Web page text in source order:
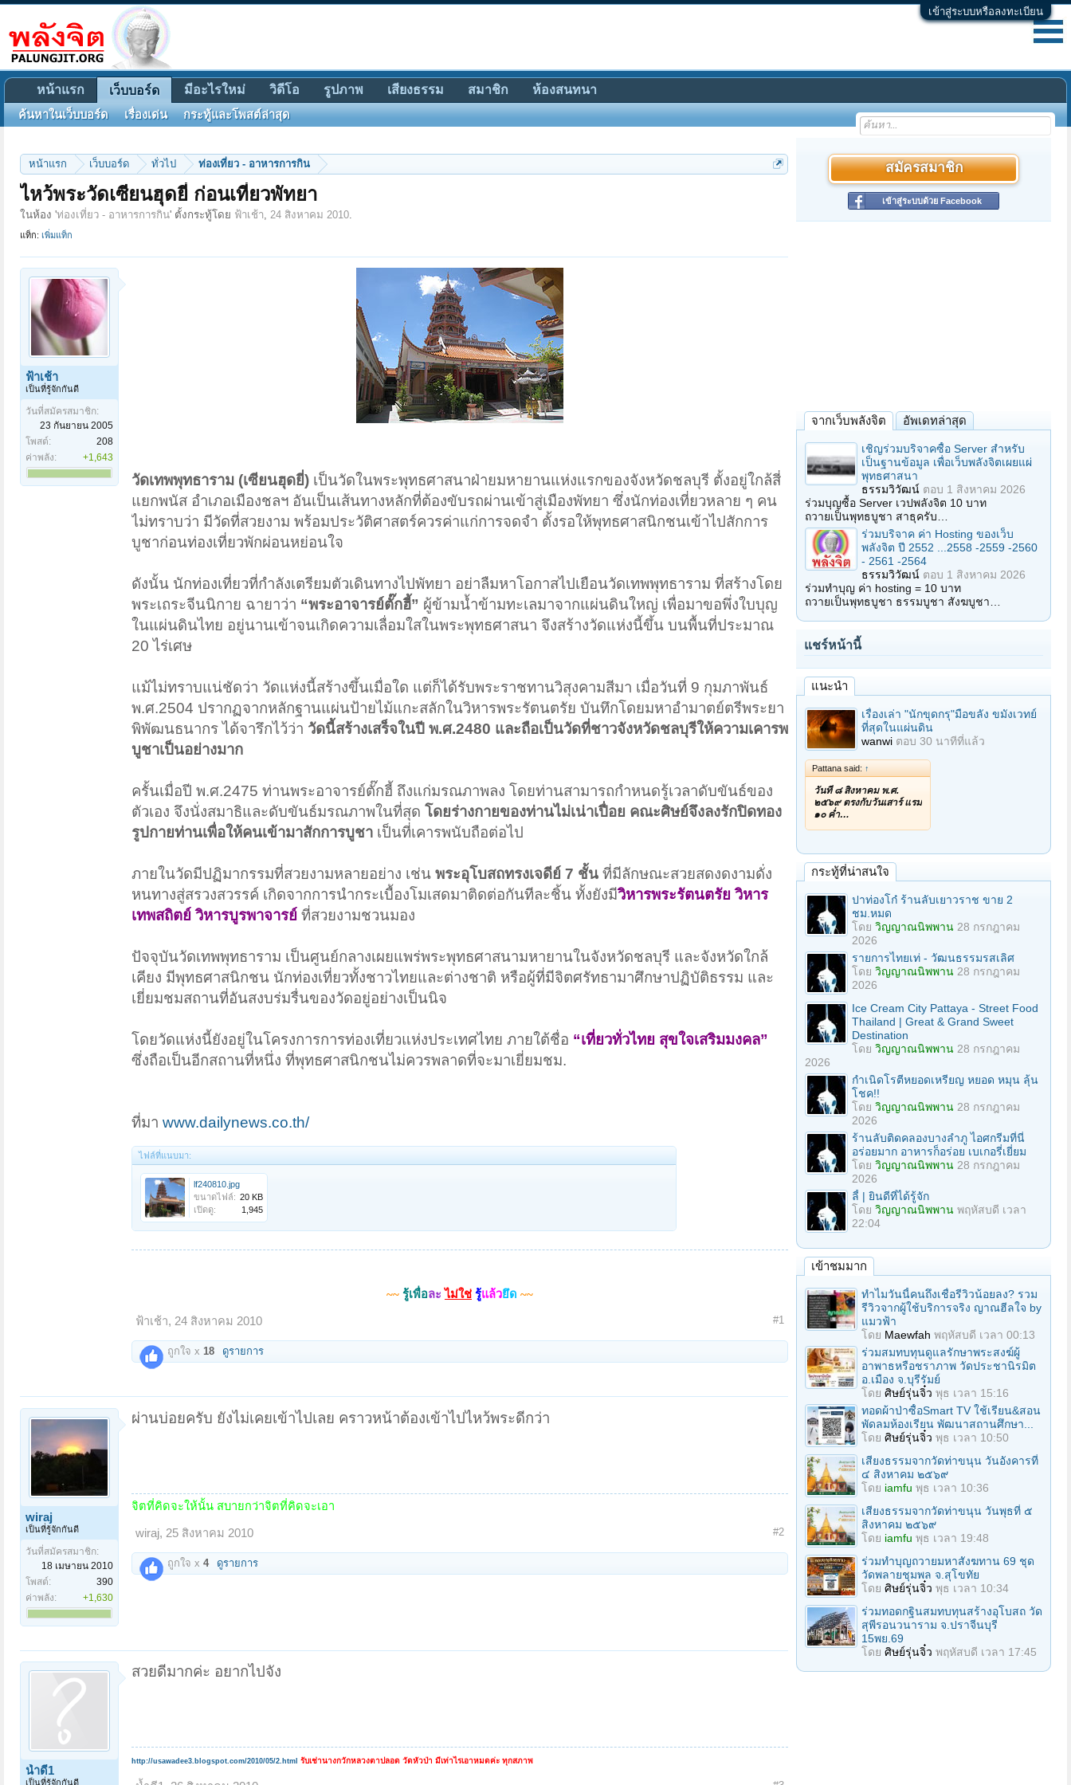
เข้าสู่ระบบหรือลงทะเบียน
หน้าแรก เว็บบอร์ด ทั่วไป ท่องเที่ยว - อาหารการกิน
ไหว้พระวัดเซียนฮุดยี่ ก่อนเที่ยวพัทยา
ในห้อง 'ท่องเที่ยว - อาหารการกิน' ตั้งกระทู้โดย ฟ้าเช้า, 24 สิงหาคม 2010.
แท็ก: เพิ่มแท็ก
ฟ้าเช้า
เป็นที่รู้จักกันดี
วันที่สมัครสมาชิก:
23 กันยายน 2005
โพสต์:
208
ค่าพลัง:
+1,643
วัดเทพพุทธาราม (เซียนฮุดยี่) เป็นวัดในพระพุทธศาสนาฝ่ายมหายานแห่งแรกของจังหวัดชลบุรี ตั้งอยู่ใกล้สี่
แยกพนัส อำเภอเมืองชลฯ อันเป็นเส้นทางหลักที่ต้องขับรถผ่านเข้าสู่เมืองพัทยา ซึ่งนักท่องเที่ยวหลาย ๆ คน
ไม่ทราบว่า มีวัดที่สวยงาม พร้อมประวัติศาสตร์ควรค่าแก่การจดจำ ตั้งรอให้พุทธศาสนิกชนเข้าไปสักการ
บูชาก่อนท่องเที่ยวพักผ่อนหย่อนใจ
ดังนั้น นักท่องเที่ยวที่กำลังเตรียมตัวเดินทางไปพัทยา อย่าลืมหาโอกาสไปเยือนวัดเทพพุทธาราม ที่สร้างโดย
พระเถระจีนนิกาย ฉายาว่า “พระอาจารย์ตั๊กฮี้” ผู้ข้ามน้ำข้ามทะเลมาจากแผ่นดินใหญ่ เพื่อมาขอพึ่งใบบุญ
ในแผ่นดินไทย อยู่นานเข้าจนเกิดความเลื่อมใสในพระพุทธศาสนา จึงสร้างวัดแห่งนี้ขึ้น บนพื้นที่ประมาณ
20 ไร่เศษ
แม้ไม่ทราบแน่ชัดว่า วัดแห่งนี้สร้างขึ้นเมื่อใด แต่ก็ได้รับพระราชทานวิสุงคามสีมา เมื่อวันที่ 9 กุมภาพันธ์
พ.ศ.2504 ปรากฏจากหลักฐานแผ่นป้ายไม้แกะสลักในวิหารพระรัตนตรัย บันทึกโดยมหาอำมาตย์ตรีพระยา
พิพัฒนธนากร ได้จารึกไว้ว่า วัดนี้สร้างเสร็จในปี พ.ศ.2480 และถือเป็นวัดที่ชาวจังหวัดชลบุรีให้ความเคารพ
บูชาเป็นอย่างมาก
ครั้นเมื่อปี พ.ศ.2475 ท่านพระอาจารย์ตั๊กฮี้ ถึงแก่มรณภาพลง โดยท่านสามารถกำหนดรู้เวลาดับขันธ์ของ
ตัวเอง จึงนั่งสมาธิและดับขันธ์มรณภาพในที่สุด โดยร่างกายของท่านไม่เน่าเปื่อย คณะศิษย์จึงลงรักปิดทอง
รูปกายท่านเพื่อให้คนเข้ามาสักการบูชา เป็นที่เคารพนับถือต่อไป
ภายในวัดมีปฏิมากรรมที่สวยงามหลายอย่าง เช่น พระอุโบสถทรงเจดีย์ 7 ชั้น ที่มีลักษณะสวยสดงดงามดั่ง
หนทางสู่สรวงสวรรค์ เกิดจากการนำกระเบื้องโมเสดมาติดต่อกันทีละชิ้น ทั้งยังมีวิหารพระรัตนตรัย วิหาร
เทพสถิตย์ วิหารบูรพาจารย์ ที่สวยงามชวนมอง
ปัจจุบันวัดเทพพุทธาราม เป็นศูนย์กลางเผยแพร่พระพุทธศาสนามหายานในจังหวัดชลบุรี และจังหวัดใกล้
เคียง มีพุทธศาสนิกชน นักท่องเที่ยวทั้งชาวไทยและต่างชาติ หรือผู้ที่มีจิตศรัทธามาศึกษาปฏิบัติธรรม และ
เยี่ยมชมสถานที่อันสงบร่มรื่นของวัดอยู่อย่างเป็นนิจ
โดยวัดแห่งนี้ยังอยู่ในโครงการการท่องเที่ยวแห่งประเทศไทย ภายใต้ชื่อ “เที่ยวทั่วไทย สุขใจเสริมมงคล”
ซึ่งถือเป็นอีกสถานที่หนึ่ง ที่พุทธศาสนิกชนไม่ควรพลาดที่จะมาเยี่ยมชม.
ที่มา www.dailynews.co.th/
ไฟล์ที่แนบมา:
lf240810.jpg
ขนาดไฟล์: 20 KB
เปิดดู:
1,945
~~ รู้เพื่อละ ไม่ใช่ รู้แล้วยึด ~~
ฟ้าเช้า, 24 สิงหาคม 2010 #1
ถูกใจ x 18 ดูรายการ
wiraj
เป็นที่รู้จักกันดี
วันที่สมัครสมาชิก:
18 เมษายน 2010
โพสต์:
390
ค่าพลัง:
+1,630
ผ่านบ่อยครับ ยังไม่เคยเข้าไปเลย คราวหน้าต้องเข้าไปไหว้พระดีกว่า
จิตที่คิดจะให้นั้น สบายกว่าจิตที่คิดจะเอา
wiraj, 25 สิงหาคม 2010 #2
ถูกใจ x 4 ดูรายการ
น้ำดี1
เป็นที่รู้จักกันดี
สวยดีมากค่ะ อยากไปจัง
http://usawadee3.blogspot.com/2010/05/2.html รับเช่านางกวักหลวงตาปลอด วัดหัวป่า มีเท่าไรเอาหมดค่ะ ทุกสภาพ
สมัครสมาชิก
เข้าสู่ระบบด้วย Facebook
จากเว็บพลังจิต อัพเดทล่าสุด
เชิญร่วมบริจาคซื้อ Server สำหรับ
เป็นฐานข้อมูล เพื่อเว็บพลังจิตเผยแผ่
พุทธศาสนา
ธรรมวิวัฒน์ ตอบ 1 สิงหาคม 2026
ร่วมบุญซื้อ Server เวปพลังจิต 10 บาท
ถวายเป็นพุทธบูชา สาธุครับ…
ร่วมบริจาค ค่า Hosting ของเว็บ
พลังจิต ปี 2552 ...2558 -2559 -2560
- 2561 -2564
ธรรมวิวัฒน์ ตอบ 1 สิงหาคม 2026
ร่วมทำบุญ ค่า hosting = 10 บาท
ถวายเป็นพุทธบูชา ธรรมบูชา สังฆบูชา…
แชร์หน้านี้
แนะนำ
เรื่องเล่า "นักขุดกรุ"มือขลัง ขมังเวทย์
ที่สุดในแผ่นดิน
wanwi ตอบ 30 นาทีที่แล้ว
Pattana said: ↑
วันที่ ๘ สิงหาคม พ.ศ.
๒๕๖๙ ตรงกับวันเสาร์ แรม
๑๐ ค่ำ…
กระทู้ที่น่าสนใจ
ปาท่องโก๋ ร้านลับเยาวราช ขาย 2
ชม.หมด
โดย วิญญาณนิพพาน 28 กรกฎาคม
2026
รายการไทยเท่ - วัฒนธรรมรสเลิศ
โดย วิญญาณนิพพาน 28 กรกฎาคม
2026
Ice Cream City Pattaya - Street Food
Thailand | Great & Grand Sweet
Destination
โดย วิญญาณนิพพาน 28 กรกฎาคม
2026
กำเนิดโรตีหยอดเหรียญ หยอด หมุน ลุ้น
โชค!!
โดย วิญญาณนิพพาน 28 กรกฎาคม
2026
ร้านลับติดคลองบางลำภู ไอศกรีมที่นี่
อร่อยมาก อาหารก็อร่อย เบเกอรี่เยี่ยม
โดย วิญญาณนิพพาน 28 กรกฎาคม
2026
ลี้ | ยินดีที่ได้รู้จัก
โดย วิญญาณนิพพาน พฤหัสบดี เวลา
22:04
เข้าชมมาก
ทำไมวันนี้คนถึงเชื่อรีวิวน้อยลง? รวม
รีวิวจากผู้ใช้บริการจริง ญาณฮีลใจ by
แมวฟ้า
โดย Maewfah พฤหัสบดี เวลา 00:13
ร่วมสมทบทุนดูแลรักษาพระสงฆ์ผู้
อาพาธหรือชราภาพ วัดประชานิรมิต
อ.เมือง จ.บุรีรัมย์
โดย ศิษย์รุ่นจิ๋ว พุธ เวลา 15:16
ทอดผ้าป่าซื้อSmart TV ใช้เรียน&สอน
พัดลมห้องเรียน พัฒนาสถานศึกษา...
โดย ศิษย์รุ่นจิ๋ว พุธ เวลา 10:50
เสียงธรรมจากวัดท่าขนุน วันอังคารที่
๔ สิงหาคม ๒๕๖๙
โดย iamfu พุธ เวลา 10:36
เสียงธรรมจากวัดท่าขนุน วันพุธที่ ๕
สิงหาคม ๒๕๖๙
โดย iamfu พุธ เวลา 19:48
ร่วมทําบุญถวายมหาสังฆทาน 69 ชุด
วัดพลายชุมพล จ.สุโขทัย
โดย ศิษย์รุ่นจิ๋ว พุธ เวลา 10:34
ร่วมทอดกฐินสมทบทุนสร้างอุโบสถ วัด
สุพีรอนวนาราม จ.ปราจีนบุรี
15พย.69
โดย ศิษย์รุ่นจิ๋ว พฤหัสบดี เวลา 17:45
หน้าแรก เว็บบอร์ด
ค้นหาในเว็บบอร์ด เรื่องเด่น กระทู้และโพสต์ล่าสุด
มีอะไรใหม่ วิดีโอ รูปภาพ เสียงธรรม สมาชิก ห้องสนทนา